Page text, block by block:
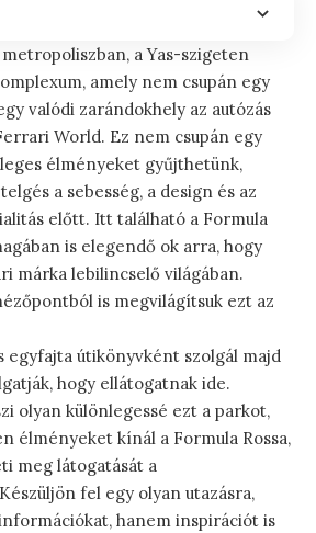
a Yas-szigeten
amely nem csupán egy
valódi zarándokhely az autózás
World. Ez nem csupán egy
élményeket gyűjthetünk,
a sebesség, a design és az
előtt. Itt található a Formula
is elegendő ok arra, hogy
márka lebilincselő világában.
is megvilágítsuk ezt az
egyfajta útikönyvként szolgál majd
hogy ellátogatnak ide.
olyan különlegessé ezt a parkot,
élményeket kínál a Formula Rossa,
meg látogatását a
fel egy olyan utazásra,
hanem inspirációt is